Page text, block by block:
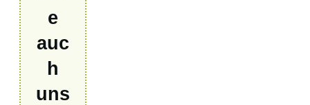
e
auc
h
uns